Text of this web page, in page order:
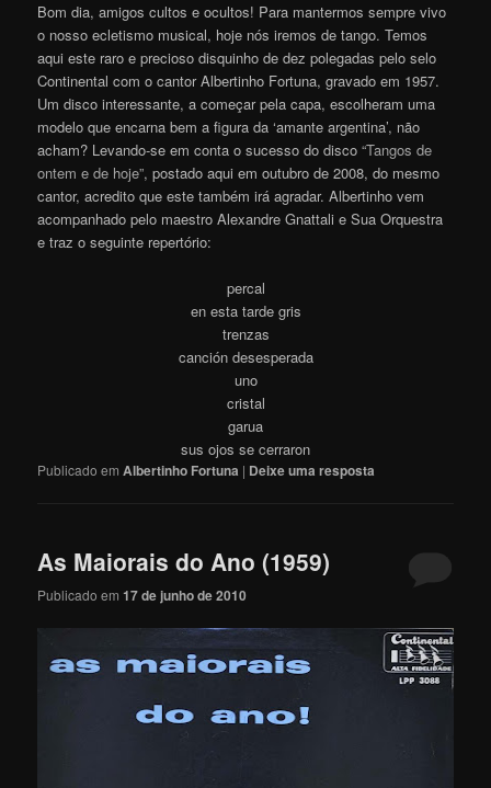
Bom dia, amigos cultos e ocultos! Para mantermos sempre vivo
o nosso ecletismo musical, hoje nós iremos de tango. Temos
aqui este raro e precioso disquinho de dez polegadas pelo selo
Continental com o cantor Albertinho Fortuna, gravado em 1957.
Um disco interessante, a começar pela capa, escolheram uma
modelo que encarna bem a figura da ‘amante argentina’, não
acham? Levando-se em conta o sucesso do disco“Tangos de
ontem e de hoje”, postado aqui em outubro de 2008, do mesmo
cantor, acredito que este também irá agradar. Albertinho vem
acompanhado pelo maestro Alexandre Gnattali e Sua Orquestra
e traz o seguinte repertório:
percal
en esta tarde gris
trenzas
canción desesperada
uno
cristal
garua
sus ojos se cerraron
Publicado em Albertinho Fortuna | Deixe uma resposta
As Maiorais do Ano (1959)
Publicado em17 de junho de 2010